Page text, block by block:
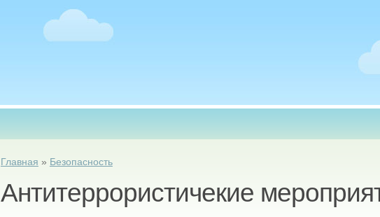
Вы здесь
Главная » Безопасность
Антитеррористичекие